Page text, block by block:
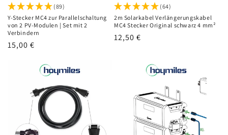
(89)
Y-Stecker MC4 zur Parallelschaltung
von 2 PV-Modulen | Set mit 2
Verbindern
Normaler
15,00 €
(64)
2m Solarkabel Verlängerungskabel
MC4 Stecker Original schwarz 4 mm²
Normaler
12,50 €